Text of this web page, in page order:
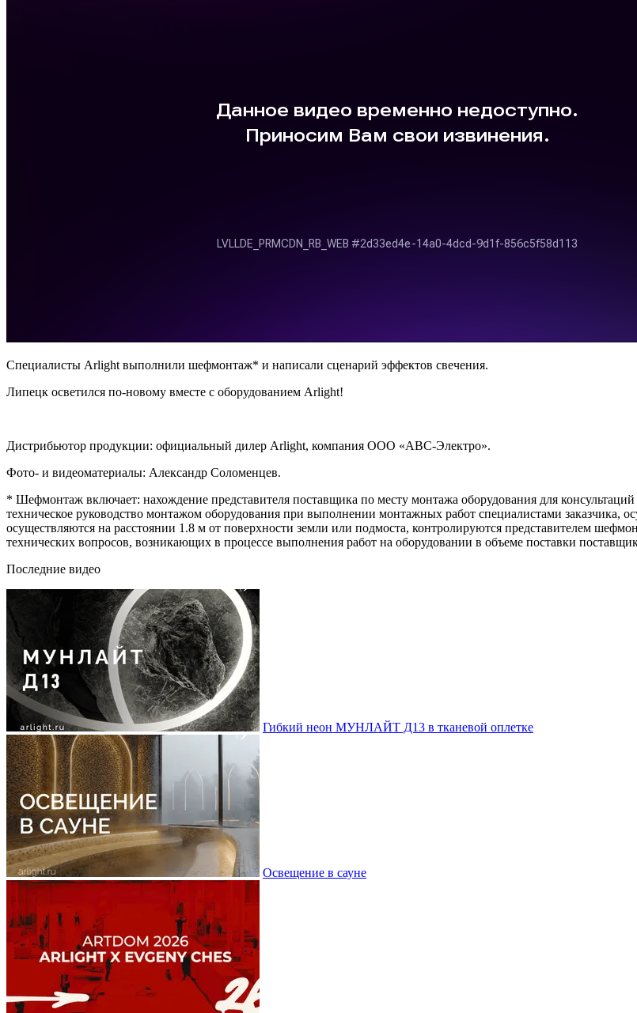
Специалисты Arlight выполнили шефмонтаж* и написали сценарий эффектов свечения.
Липецк осветился по-новому вместе с оборудованием Arlight!
Дистрибьютор продукции: официальный дилер Arlight, компания ООО «АВС-Электро».
Фото- и видеоматериалы: Александр Соломенцев.
* Шефмонтаж включает: нахождение представителя поставщика по месту монтажа оборудования для
техническое руководство монтажом оборудования при выполнении монтажных работ специалистами заказчика,
осуществляются на расстоянии 1.8 м от поверхности земли или подмоста, контролируются представителем
технических вопросов, возникающих в процессе выполнения работ на оборудовании в объеме поставки
Последние видео
Гибкий неон МУНЛАЙТ Д13 в тканевой оплетке
Освещение в сауне